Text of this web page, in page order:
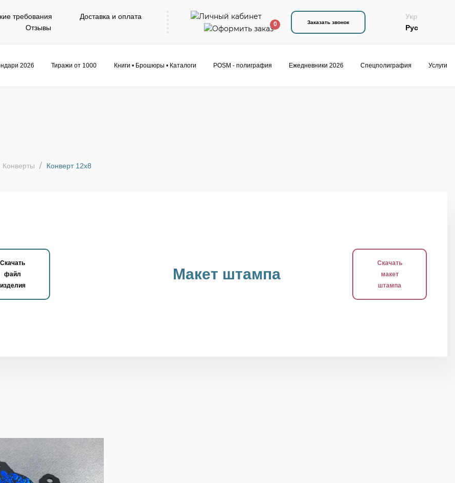
требования
Доставка и оплата
Отзывы
0 Заказать звонок
Укр
Рус
2026 Тиражи от 1000 Книги • Брошюры • Каталоги POSM - полиграфия Ежедневники 2026 Спецполиграфия Услуги
Конверты Конверт 12х8
Скачать
файл
изделия
Макет штампа
Скачать
макет
штампа